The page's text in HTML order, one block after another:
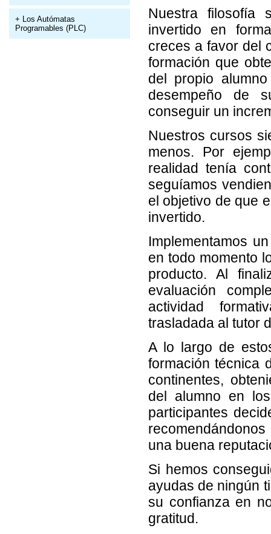
+ Los Autómatas
Programables (PLC)
Nuestra filosofía
invertido en
creces a favor del
formación que
del propio
desempeño de
conseguir un
Nuestros cursos
menos. Por
realidad tenía
seguíamos
el objetivo de que
invertido.
Implementamos
en todo momento
producto. Al
evaluación
actividad
trasladada al tutor
A lo largo de
formación técnica
continentes,
del alumno en
participantes
una buena
Si hemos
ayudas de ningún
su confianza en
gratitud.